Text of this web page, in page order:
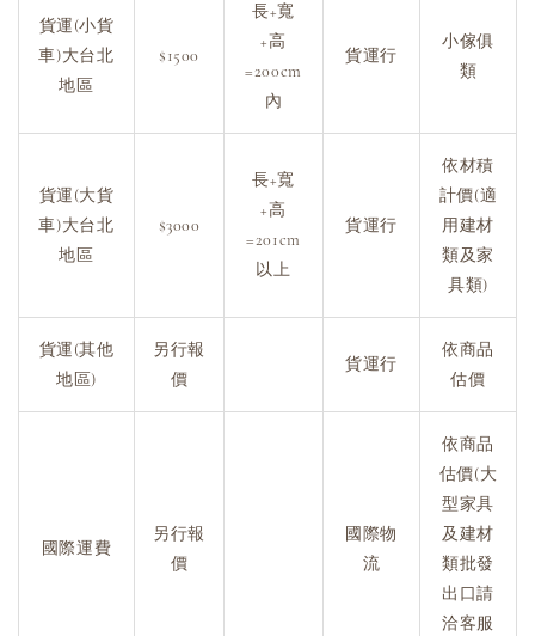
貨運(小貨
車)大台北
地區
$1500
長+寬
+高
=200cm
內
貨運行
小傢俱
類
貨運(大貨
車)大台北
地區
$3000
長+寬
+高
=201cm
以上
貨運行
依材積
計價(適
用建材
類及家
具類)
貨運(其他
地區)
另行報
價
貨運行
依商品
估價
國際運費
另行報
價
國際物
流
依商品
估價(大
型家具
及建材
類批發
出口請
洽客服